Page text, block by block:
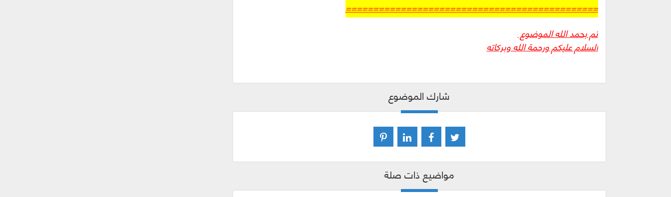
==============================================
تم بحمد الله الموضوع
السلام عليكم ورحمة الله وبركاته
شارك الموضوع
مواضيع ذات صلة